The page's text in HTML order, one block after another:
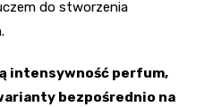
do stworzenia
intensywność perfum,
bezpośrednio na